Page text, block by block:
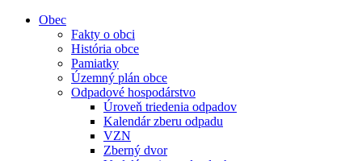
Obec
Fakty o obci
História obce
Pamiatky
Územný plán obce
Odpadové hospodárstvo
Úroveň triedenia odpadov
Kalendár zberu odpadu
VZN
Zberný dvor